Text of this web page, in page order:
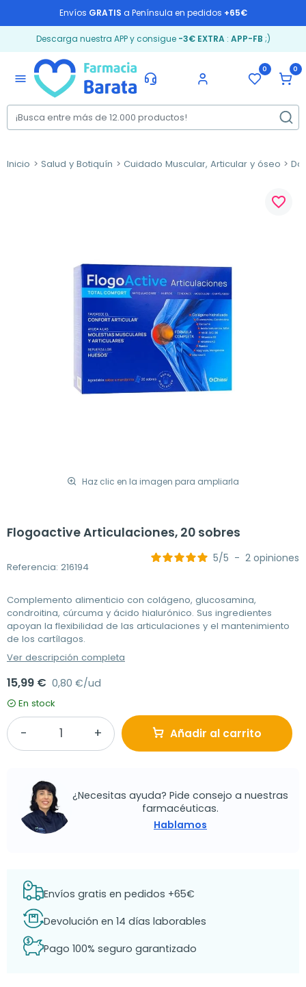
Envíos GRATIS a Península en pedidos +65€
Descarga nuestra APP y consigue -3€ EXTRA: APP-FB ;)
menu
0 0
Inicio Salud y Botiquín Cuidado Muscular, Articular y óseo
Haz clic en la imagen para ampliarla
favorite_border
Flogoactive Articulaciones, 20 sobres
Referencia: 216194
5/5 - 2 opiniones
Complemento alimenticio con colágeno, glucosamina,
condroitina, cúrcuma y ácido hialurónico. Sus ingredientes
apoyan la flexibilidad de las articulaciones y el mantenimiento
de los cartílagos.
Ver descripción completa
15,99 € 0,80 €/ud
En stock
Añadir al carrito
¿Necesitas ayuda? Pide consejo a nuestras
farmacéuticas.
Hablamos
Envíos gratis en pedidos +65€
Devolución en 14 días laborables
Pago 100% seguro garantizado